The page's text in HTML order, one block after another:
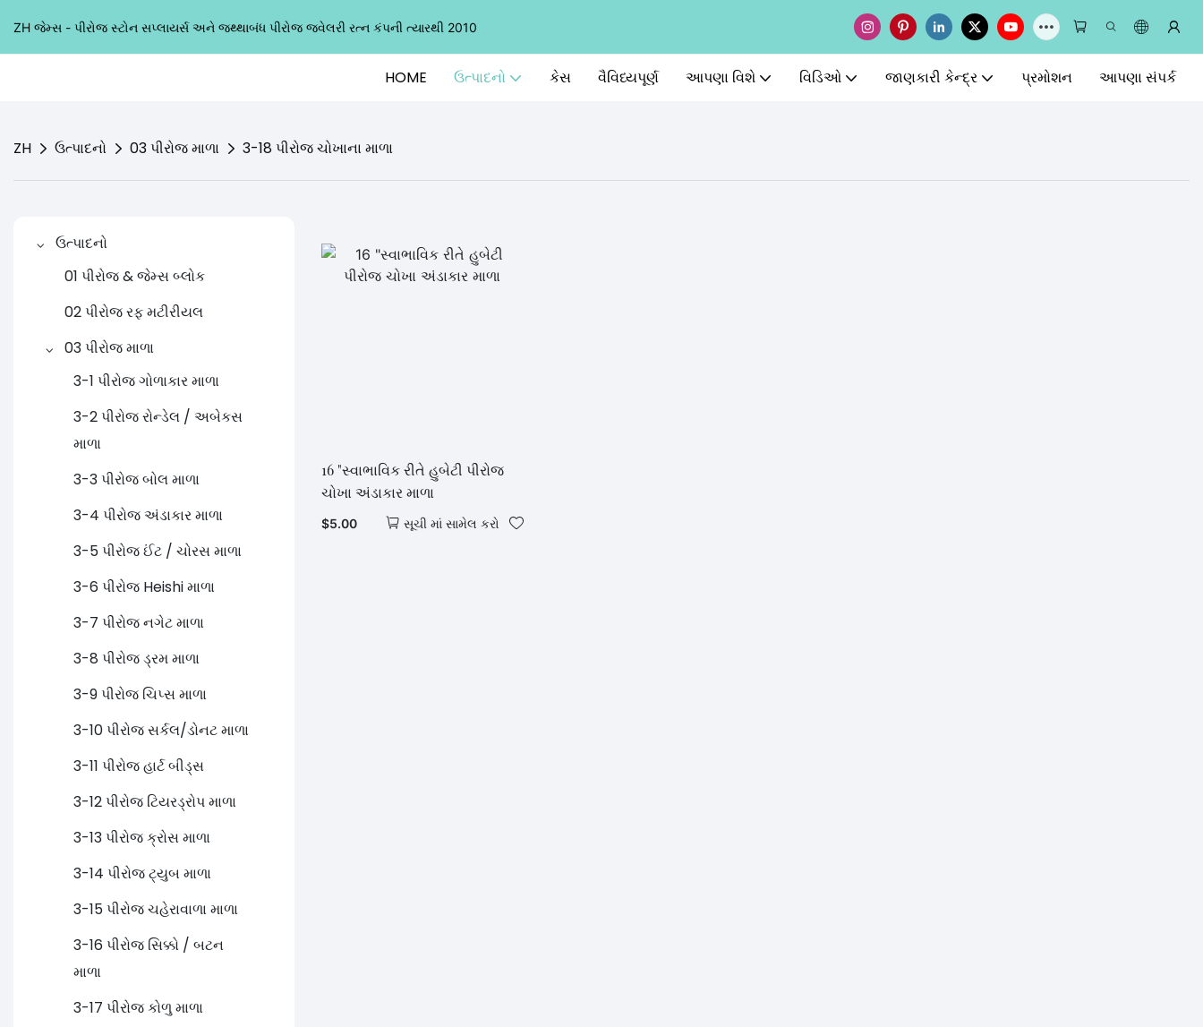
ZH જેમ્સ - પીરોજ સ્ટોન સપ્લાયર્સ અને જથ્થાબંધ પીરોજ જ્વેલરી રત્ન કંપની ત્યારથી 2010
HOME ઉત્પાદનો કેસ વૈવિધ્યપૂર્ણ આપણા વિશે વિડિઓ જાણકારી કેન્દ્ર પ્રમોશન આપણા સંપર્ક
ZH ઉત્પાદનો 03 પીરોજ માળા 3-18 પીરોજ ચોખાના માળા
16 "સ્વાભાવિક રીતે હુબેટી પીરોજ
ચોખા અંડાકાર માળા
$5.00 સૂચી માં સામેલ કરો
ઉત્પાદનો
01 પીરોજ & જેમ્સ બ્લોક
02 પીરોજ રફ મટીરીયલ
03 પીરોજ માળા
3-1 પીરોજ ગોળાકાર માળા
3-2 પીરોજ રોન્ડેલ / અબેકસ
માળા
3-3 પીરોજ બોલ માળા
3-4 પીરોજ અંડાકાર માળા
3-5 પીરોજ ઈંટ / ચોરસ માળા
3-6 પીરોજ Heishi માળા
3-7 પીરોજ નગેટ માળા
3-8 પીરોજ ડ્રમ માળા
3-9 પીરોજ ચિપ્સ માળા
3-10 પીરોજ સર્કલ/ડોનટ માળા
3-11 પીરોજ હાર્ટ બીડ્સ
3-12 પીરોજ ટિયરડ્રોપ માળા
3-13 પીરોજ ક્રોસ માળા
3-14 પીરોજ ટ્યુબ માળા
3-15 પીરોજ ચહેરાવાળા માળા
3-16 પીરોજ સિક્કો / બટન
માળા
3-17 પીરોજ કોળુ માળા